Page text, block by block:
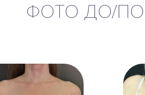
ФОТО ДО/